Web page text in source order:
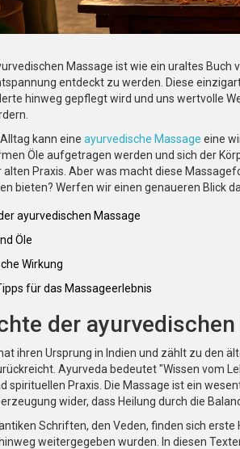
Massage ist wie ein uraltes
entdeckt zu werden. Diese
hinweg gepflegt wird und uns wertvolle
kann eine ayurvedische Massage eine
Öle aufgetragen werden und sich der
alten Praxis. Aber was macht diese
bieten? Werfen wir einen genaueren Blick
ayurvedischen Massage
Öle
Wirkung
für das Massageerlebnis
der
hat ihren Ursprung in Indien und zählt zu den
Ayurveda bedeutet "Wissen vom
spirituellen Praxis. Die Massage ist ein
wider, dass Heilung durch die
Schriften, den Veden, finden sich
weitergegeben wurden. In diesen